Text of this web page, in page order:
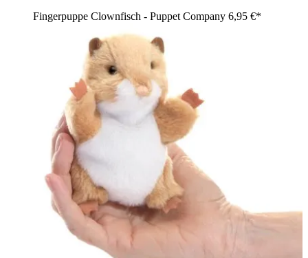
Fingerpuppe Clownfisch - Puppet Company 6,95 €*